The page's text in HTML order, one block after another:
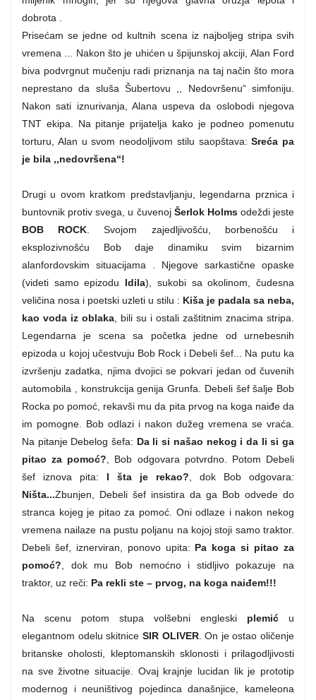
dobrota .
Prisećam se jedne od kultnih scena iz najboljeg stripa svih
vremena ... Nakon što je uhićen u špijunskoj akciji, Alan Ford
biva podvrgnut mučenju radi priznanja na taj način što mora
neprestano da sluša Šubertovu ,, Nedovršenu“ simfoniju.
Nakon sati iznurivanja, Alana uspeva da oslobodi njegova
TNT ekipa. Na pitanje prijatelja kako je podneo pomenutu
torturu, Alan u svom neodoljivom stilu saopštava:Sreća pa
je bila ,,nedovršena“!
Drugi u ovom kratkom predstavljanju, legendarna prznica i
buntovnik protiv svega, u čuvenoj Šerlok Holms odeždi jeste
BOB ROCK. Svojom zajedljivošću, borbenošću i
eksplozivnošću Bob daje dinamiku svim bizarnim
alanfordovskim
situacijama . Njegove sarkastične opaske
(videti samo epizodu Idila), sukobi sa okolinom, čudesna
veličina nosa i poetski uzleti u stilu : Kiša je padala sa neba,
kao voda iz oblaka, bili su i ostali zaštitnim znacima stripa.
Legendarna je scena sa početka jedne od urnebesnih
epizoda u kojoj učestvuju Bob Rock i Debeli šef... Na putu ka
izvršenju zadatka, njima dvojici se pokvari jedan od čuvenih
automobila , konstrukcija genija Grunfa. Debeli šef šalje Bob
Rocka po pomoć, rekavši mu da pita prvog na koga naiđe da
im pomogne. Bob odlazi i nakon dužeg vremena se vraća.
Na pitanje Debelog šefa: Da li si našao nekog i da li si ga
pitao za pomoć?, Bob odgovara potvrdno. Potom Debeli
šef iznova pita: I šta je rekao?, dok Bob odgovara:
Ništa...Zbunjen, Debeli šef insistira da ga Bob odvede do
stranca kojeg je pitao za pomoć. Oni odlaze i nakon nekog
vremena nailaze na pustu poljanu na kojoj stoji samo traktor.
Debeli šef, iznerviran, ponovo upita: Pa koga si pitao za
pomoć?, dok mu Bob nemoćno i stidljivo pokazuje na
traktor, uz reči: Pa rekli ste – prvog, na koga naiđem!!!
Na scenu potom stupa volšebni engleski plemić
u
elegantnom odelu skitnice SIR OLIVER. On je ostao oličenje
britanske oholosti, kleptomanskih sklonosti i prilagodljivosti
na sve životne situacije. Ovaj krajnje lucidan lik je prototip
modernog i neuništivog pojedinca današnjice, kameleona